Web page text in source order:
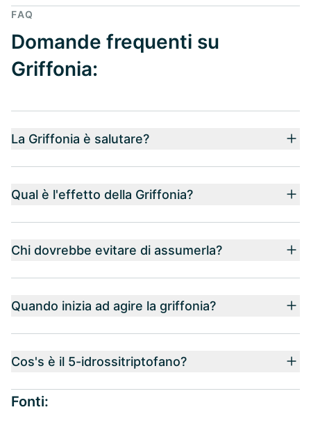
FAQ
Domande frequenti su
Griffonia:
La Griffonia è salutare?
Qual è l'effetto della Griffonia?
Chi dovrebbe evitare di assumerla?
Quando inizia ad agire la griffonia?
Cos's è il 5-idrossitriptofano?
Fonti: